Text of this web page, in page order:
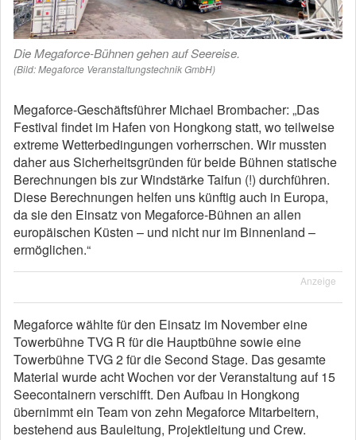
Die Megaforce-Bühnen gehen auf Seereise.
(Bild: Megaforce Veranstaltungstechnik GmbH)
Megaforce-Geschäftsführer Michael Brombacher: „Das
Festival findet im Hafen von Hongkong statt, wo teilweise
extreme Wetterbedingungen vorherrschen. Wir mussten
daher aus Sicherheitsgründen für beide Bühnen statische
Berechnungen bis zur Windstärke Taifun (!) durchführen.
Diese Berechnungen helfen uns künftig auch in Europa,
da sie den Einsatz von Megaforce-Bühnen an allen
europäischen Küsten – und nicht nur im Binnenland –
ermöglichen.“
Anzeige
Megaforce wählte für den Einsatz im November eine
Towerbühne TVG R für die Hauptbühne sowie eine
Towerbühne TVG 2 für die Second Stage. Das gesamte
Material wurde acht Wochen vor der Veranstaltung auf 15
Seecontainern verschifft. Den Aufbau in Hongkong
übernimmt ein Team von zehn Megaforce Mitarbeitern,
bestehend aus Bauleitung, Projektleitung und Crew.